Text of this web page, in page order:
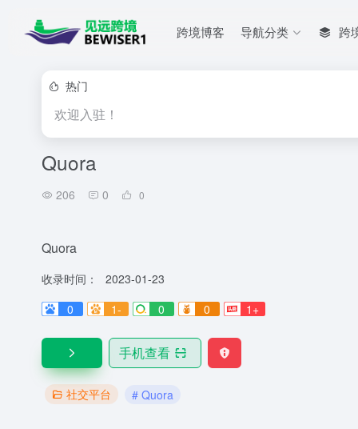
跨境博客 导航分类 跨
热门
欢迎入驻！
Quora
206 0 0
Quora
收录时间：
2023-01-23
0
1- 0 0 1+
手机查看
社交平台 # Quora